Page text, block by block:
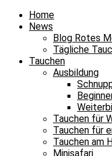
Home
News
Blog Rotes
Tägliche
Tauchen
Ausbildung
Tauchen für
Tauchen für
Tauchen am
Minisafari